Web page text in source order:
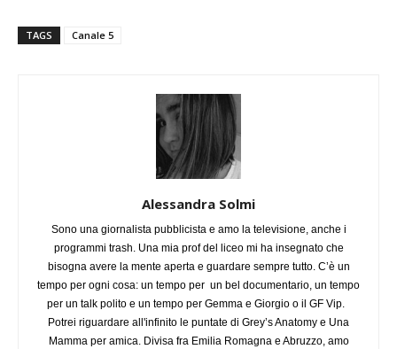
TAGS Canale 5
Alessandra Solmi
Sono una giornalista pubblicista e amo la televisione, anche i
programmi trash. Una mia prof del liceo mi ha insegnato che
bisogna avere la mente aperta e guardare sempre tutto. C’è un
tempo per ogni cosa: un tempo per un bel documentario, un tempo
per un talk polito e un tempo per Gemma e Giorgio o il GF Vip.
Potrei riguardare all'infinito le puntate di Grey’s Anatomy e Una
Mamma per amica. Divisa fra Emilia Romagna e Abruzzo, amo